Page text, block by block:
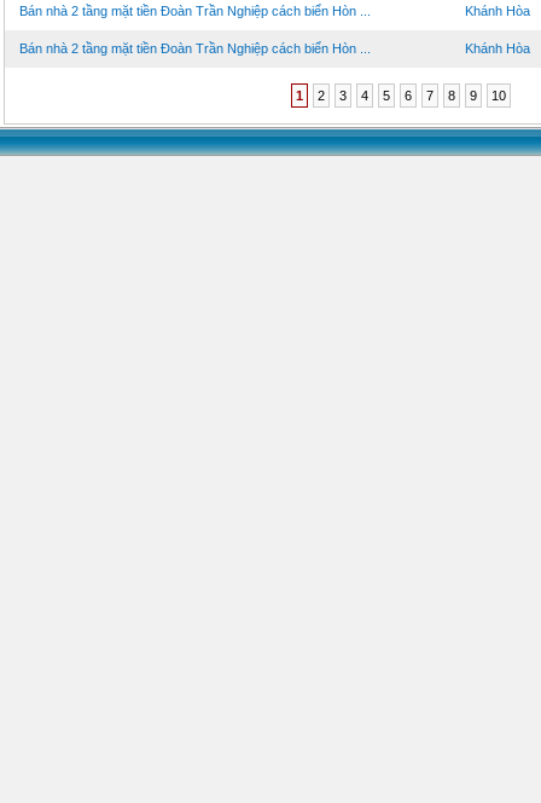
Bán nhà 2 tầng mặt tiền Đoàn Trần Nghiệp cách biển Hòn ... Khánh Hòa
Bán nhà 2 tầng mặt tiền Đoàn Trần Nghiệp cách biển Hòn ... Khánh Hòa
1 2 3 4 5 6 7 8 9 10